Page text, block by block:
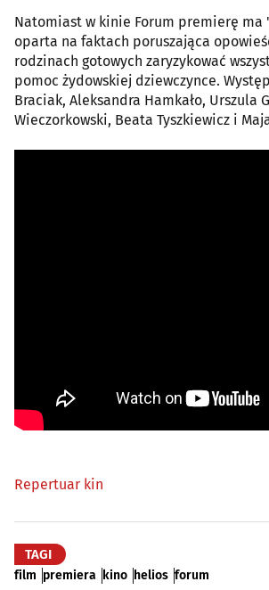
Natomiast w kinie Forum premierę ma
oparta na faktach poruszająca
rodzinach gotowych zaryzykować
pomoc żydowskiej dziewczynce.
Braciak, Aleksandra Hamkało, Urszula
Wieczorkowski, Beata Tyszkiewicz i
Repertuar kin
TAGI
film premiera kino helios forum